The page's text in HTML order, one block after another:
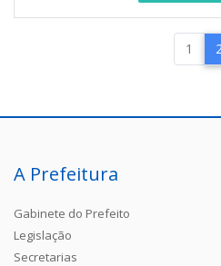
1 2
A Prefeitura
Gabinete do Prefeito
Legislação
Secretarias